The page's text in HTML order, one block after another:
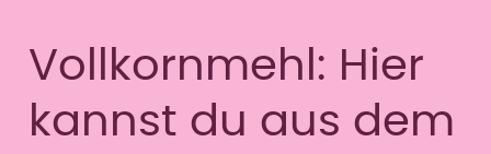
Vollkornmehl: Hier
kannst du aus dem